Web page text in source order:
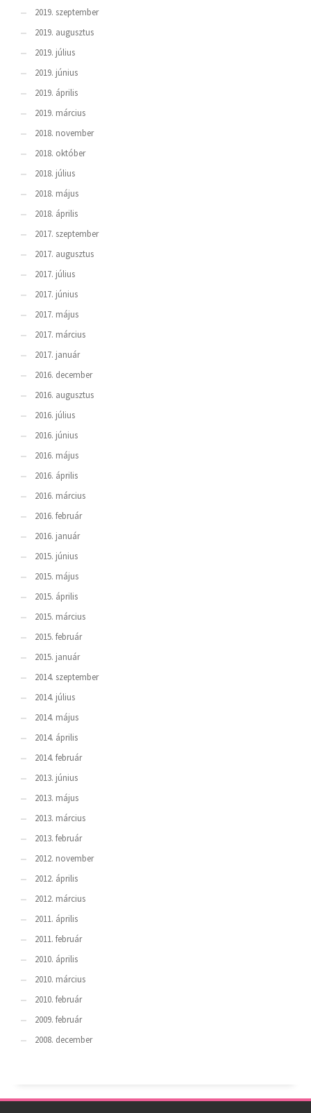
2019. szeptember
2019. augusztus
2019. július
2019. június
2019. április
2019. március
2018. november
2018. október
2018. július
2018. május
2018. április
2017. szeptember
2017. augusztus
2017. július
2017. június
2017. május
2017. március
2017. január
2016. december
2016. augusztus
2016. július
2016. június
2016. május
2016. április
2016. március
2016. február
2016. január
2015. június
2015. május
2015. április
2015. március
2015. február
2015. január
2014. szeptember
2014. július
2014. május
2014. április
2014. február
2013. június
2013. május
2013. március
2013. február
2012. november
2012. április
2012. március
2011. április
2011. február
2010. április
2010. március
2010. február
2009. február
2008. december